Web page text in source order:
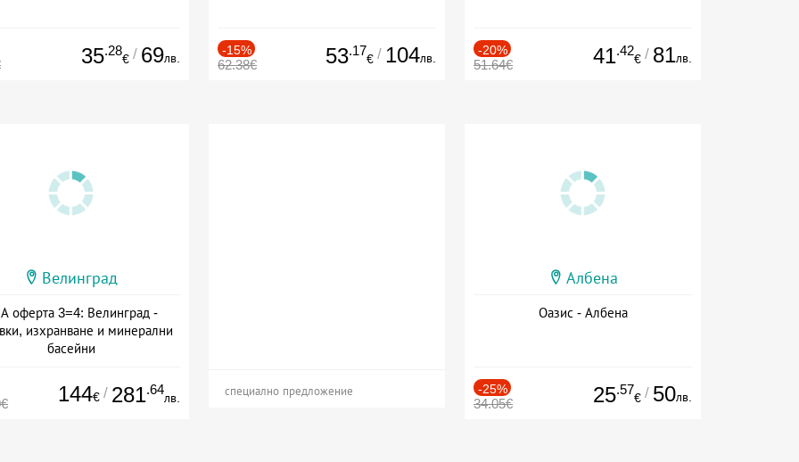
35.28
€ / 69лв.
-15%
62.38€ 53.17
€ / 104лв.
-20%
51.64€ 41.42
€ / 81лв.
Велинград
оферта 3=4: Велинград -
изхранване и минерални
басейни
144€ / 281.64
лв. специално предложение
Албена
Оазис - Албена
-25%
34.05€ 25.57
€ / 50лв.